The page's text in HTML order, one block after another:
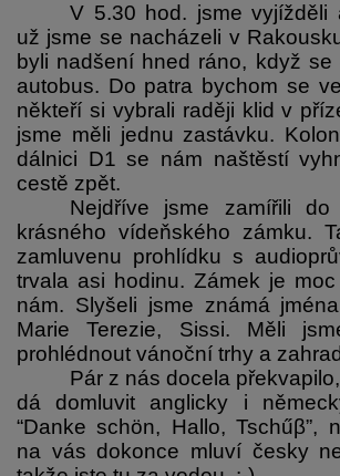
V 5.30 hod. jsme vyjížděli
už jsme se nacházeli v
byli nadšení hned ráno, když se
autobus. Do patra bychom se
někteří si vybrali raději klid v
jsme měli jednu zastávku.
dálnici D1 se nám naštěstí
cestě zpět.
Nejdříve jsme zamířili do
krásného vídeňského zámku.
zamluvenu prohlídku s
trvala asi hodinu. Zámek je
nám. Slyšeli jsme známá
Marie Terezie, Sissi. Měli
prohlédnout vánoční trhy a
Pár z nás docela
dá domluvit anglicky i
“Danke schön, Hallo, Tschűβ”,
na vás dokonce mluví česky